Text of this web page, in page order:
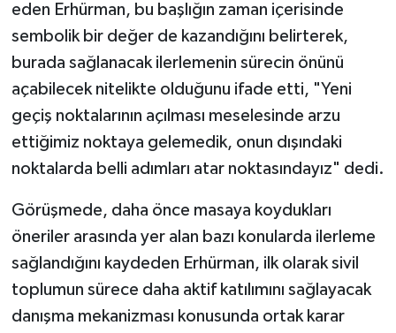
eden Erhürman, bu başlığın zaman içerisinde
sembolik bir değer de kazandığını belirterek,
burada sağlanacak ilerlemenin sürecin önünü
açabilecek nitelikte olduğunu ifade etti, "Yeni
geçiş noktalarının açılması meselesinde arzu
ettiğimiz noktaya gelemedik, onun dışındaki
noktalarda belli adımları atar noktasındayız" dedi.
Görüşmede, daha önce masaya koydukları
öneriler arasında yer alan bazı konularda ilerleme
sağlandığını kaydeden Erhürman, ilk olarak sivil
toplumun sürece daha aktif katılımını sağlayacak
danışma mekanizması konusunda ortak karar